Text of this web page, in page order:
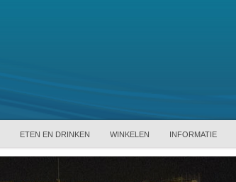
ETEN EN DRINKEN WINKELEN INFORMATIE